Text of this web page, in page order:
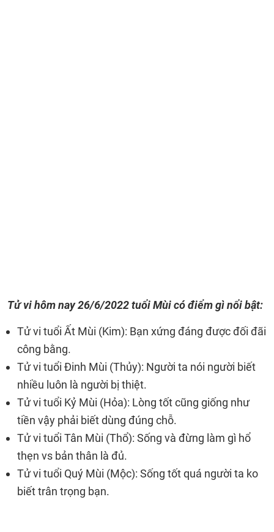
Tử vi hôm nay 26/6/2022 tuổi Mùi có điểm gì nổi bật:
Tử vi tuổi Ất Mùi (Kim): Bạn xứng đáng được đối đãi
công bằng.
Tử vi tuổi Đinh Mùi (Thủy): Người ta nói người biết
nhiều luôn là người bị thiệt.
Tử vi tuổi Kỷ Mùi (Hỏa): Lòng tốt cũng giống như
tiền vậy phải biết dùng đúng chỗ.
Tử vi tuổi Tân Mùi (Thổ): Sống và đừng làm gì hổ
thẹn vs bản thân là đủ.
Tử vi tuổi Quý Mùi (Mộc): Sống tốt quá người ta ko
biết trân trọng bạn.